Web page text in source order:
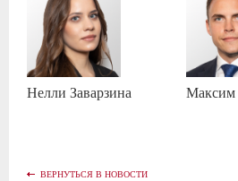
Нелли Заварзина Максим
ВЕРНУТЬСЯ В НОВОСТИ